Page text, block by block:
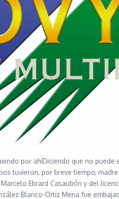
por ahíDiciendo que no
tuvieron, por breve tiempo,
Ebrard Casaubón y del
Blanco-Ortiz Mena fue